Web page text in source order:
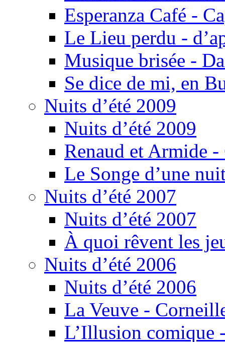
Esperanza Café -
Le Lieu perdu -
Musique brisée -
Se dice de mi, en
Nuits d’été 2009
Nuits d’été 2009
Renaud et Armide -
Le Songe d’une
Nuits d’été 2007
Nuits d’été 2007
À quoi rêvent les
Nuits d’été 2006
Nuits d’été 2006
La Veuve -
L’Illusion comique